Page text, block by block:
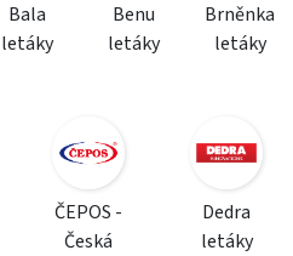
Bala
letáky
Benu
letáky
Brněnka
letáky
ČEPOS -
Česká
Dedra
letáky